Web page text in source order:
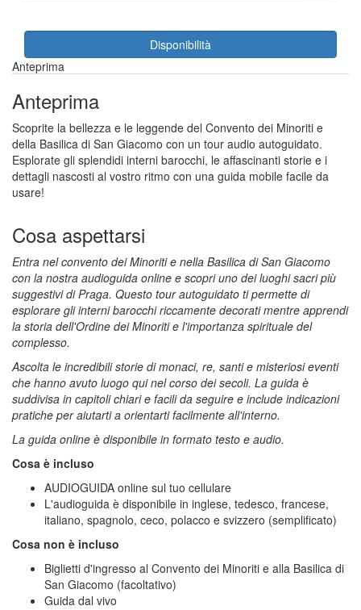
Disponibilità
Anteprima
Anteprima
Scoprite la bellezza e le leggende del Convento dei Minoriti e
della Basilica di San Giacomo con un tour audio autoguidato.
Esplorate gli splendidi interni barocchi, le affascinanti storie e i
dettagli nascosti al vostro ritmo con una guida mobile facile da
usare!
Cosa aspettarsi
Entra nel convento dei Minoriti e nella Basilica di San Giacomo
con la nostra audioguida online e scopri uno dei luoghi sacri più
suggestivi di Praga. Questo tour autoguidato ti permette di
esplorare gli interni barocchi riccamente decorati mentre apprendi
la storia dell'Ordine dei Minoriti e l'importanza spirituale del
complesso.
Ascolta le incredibili storie di monaci, re, santi e misteriosi eventi
che hanno avuto luogo qui nel corso dei secoli. La guida è
suddivisa in capitoli chiari e facili da seguire e include indicazioni
pratiche per aiutarti a orientarti facilmente all'interno.
La guida online è disponibile in formato testo e audio.
Cosa è incluso
AUDIOGUIDA online sul tuo cellulare
L'audioguida è disponibile in inglese, tedesco, francese,
italiano, spagnolo, ceco, polacco e svizzero (semplificato)
Cosa non è incluso
Biglietti d'ingresso al Convento dei Minoriti e alla Basilica di
San Giacomo (facoltativo)
Guida dal vivo